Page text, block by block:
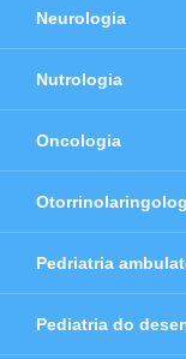
Neurologia
Nutrologia
Oncologia
Pedriatria
Pediatria do